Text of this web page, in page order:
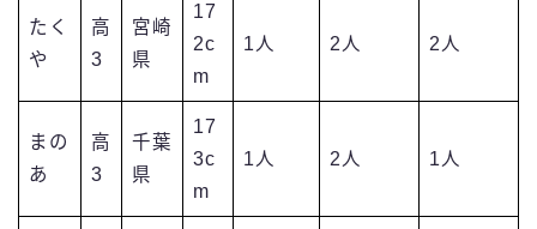
たく
や
高
3
宮崎
県
17
2c
m
1人 2人 2人
まの
あ
高
3
千葉
県
17
3c
m
1人 2人 1人